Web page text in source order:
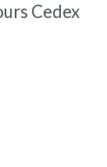
Cedex